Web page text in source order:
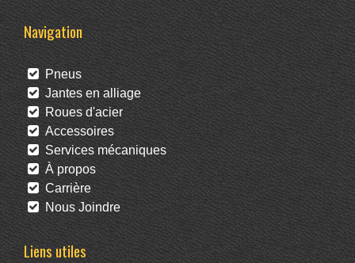
Navigation
Pneus
Jantes en alliage
Roues d'acier
Accessoires
Services mécaniques
À propos
Carrière
Nous Joindre
Liens utiles